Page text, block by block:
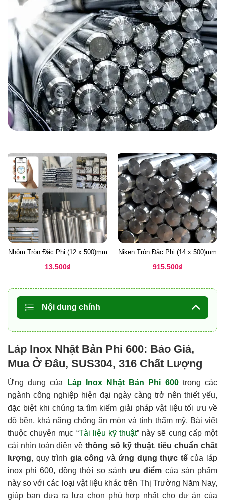
Nhôm Tròn Đặc Phi (12 x 500)mm
13.500₫
Niken Tròn Đặc Phi (14 x 500)mm
915.500₫
Nội dung chính
Láp Inox Nhật Bản Phi 600: Báo Giá,
Mua Ở Đâu, SUS304, 316 Chất Lượng
Ứng dụng của Láp Inox Nhật Bản Phi 600trong các
ngành công nghiệp hiện đại ngày càng trở nên thiết yếu,
đặc biệt khi chúng ta tìm kiếm giải pháp vật liệu tối ưu về
độ bền, khả năng chống ăn mòn và tính thẩm mỹ. Bài viết
thuộc chuyên mục “Tài liệu kỹ thuật” này sẽ cung cấp một
cái nhìn toàn diện vềthông số kỹ thuật,tiêu chuẩn chất
lượng, quy trình gia công và ứng dụng thực tếcủa láp
inox phi 600, đồng thời so sánh ưu điểm của sản phẩm
này so với các loại vật liệu khác trên Thị Trường Năm Nay,
giúp bạn đưa ra lựa chọn phù hợp nhất cho dự án của